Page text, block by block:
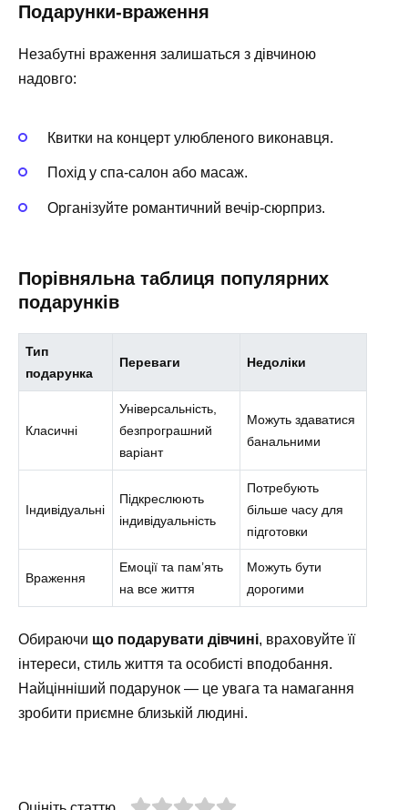
Подарунки-враження
Незабутні враження залишаться з дівчиною
надовго:
Квитки на концерт улюбленого виконавця.
Похід у спа-салон або масаж.
Організуйте романтичний вечір-сюрприз.
Порівняльна таблиця популярних
подарунків
Тип
подарунка
Переваги Недоліки
Класичні
Універсальність,
безпрограшний
варіант
Можуть здаватися
банальними
Індивідуальні
Підкреслюють
індивідуальність
Потребують
більше часу для
підготовки
Враження
Емоції та пам’ять
на все життя
Можуть бути
дорогими
Обираючи що подарувати дівчині, враховуйте її
інтереси, стиль життя та особисті вподобання.
Найцінніший подарунок — це увага та намагання
зробити приємне близькій людині.